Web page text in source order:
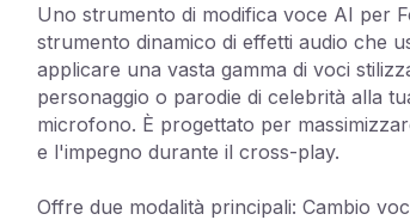
Uno strumento di modifica voce AI per
strumento dinamico di effetti audio che
applicare una vasta gamma di voci
personaggio o parodie di celebrità alla
microfono. È progettato per
e l'impegno durante il cross-play.
Offre due modalità principali: Cambio